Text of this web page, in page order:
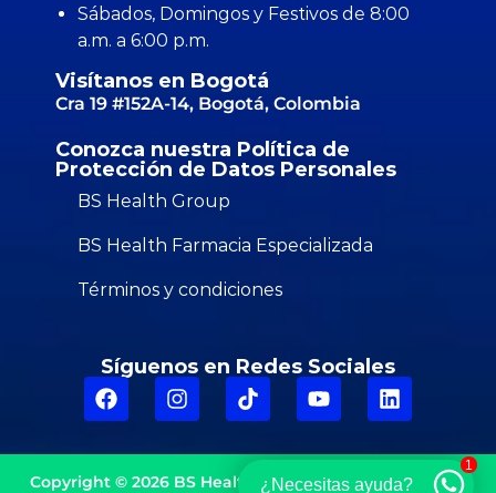
Sábados, Domingos y Festivos de 8:00
a.m. a 6:00 p.m.
Visítanos en Bogotá
Cra 19 #152A-14, Bogotá, Colombia
Conozca nuestra Política de
Protección de Datos Personales
BS Health Group
BS Health Farmacia Especializada
Términos y condiciones
Síguenos en Redes Sociales
Copyright © 2026 BS Health GroupTodos los derechos
¿Necesitas ayuda?
1